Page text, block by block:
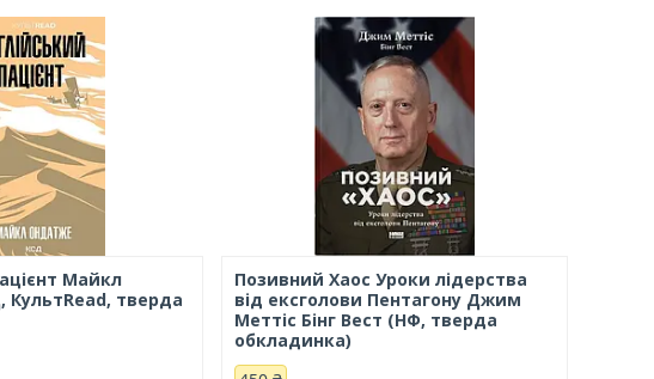
Майкл
тверда
Позивний Хаос Уроки лідерства
від ексголови Пентагону Джим
Меттіс Бінг Вест (НФ, тверда
обкладинка)